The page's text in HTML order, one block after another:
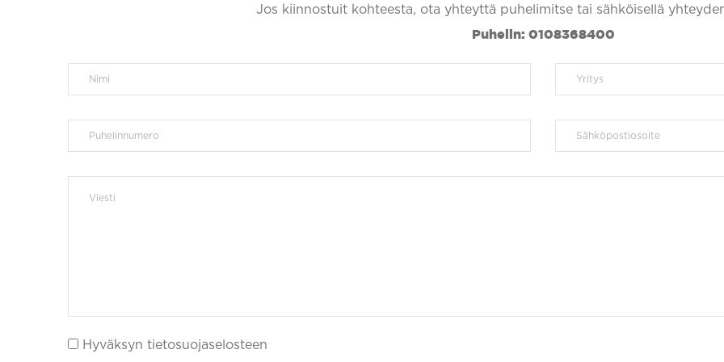
Jos kiinnostuit kohteesta, ota yhteyttä puhelimitse tai sähköisellä
Puhelin: 0108368400
Hyväksyn tietosuojaselosteen